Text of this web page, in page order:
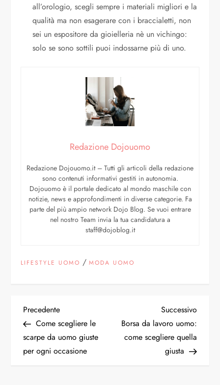
all’orologio, scegli sempre i materiali migliori e la
qualità ma non esagerare con i braccialetti, non
sei un espositore da gioielleria nè un vichingo:
solo se sono sottili puoi indossarne più di uno.
Redazione Dojouomo
Redazione Dojouomo.it – Tutti gli articoli della redazione
sono contenuti informativi gestiti in autonomia.
Dojouomo è il portale dedicato al mondo maschile con
notizie, news e approfondimenti in diverse categorie. Fa
parte del più ampio network Dojo Blog. Se vuoi entrare
nel nostro Team invia la tua candidatura a
staff@dojoblog.it
LIFESTYLE UOMO /MODA UOMO
Precedente
Come scegliere le
scarpe da uomo giuste
per ogni occasione
Successivo
Borsa da lavoro uomo:
come scegliere quella
giusta